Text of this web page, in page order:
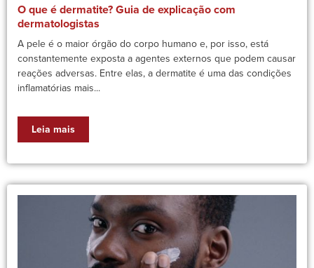
O que é dermatite? Guia de explicação com
dermatologistas
A pele é o maior órgão do corpo humano e, por isso, está
constantemente exposta a agentes externos que podem causar
reações adversas. Entre elas, a dermatite é uma das condições
inflamatórias mais...
Leia mais